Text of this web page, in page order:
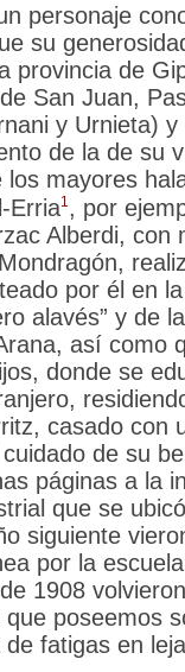
personaje
su
provincia de
San Juan,
y Urnieta)
de la de su
mayores
Erria1, por
Alberdi, con
por él en
alavés” y de
así como
donde se
casado con
de su
páginas a la
que se
siguiente
por la
1908
poseemos
fatigas en